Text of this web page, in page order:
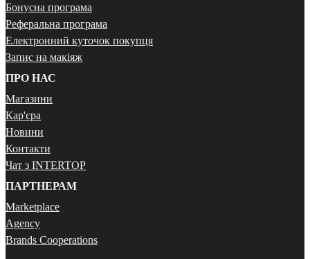
Бонусна програма
Реферальна програма
Електронний куточок покупця
Запис на макіяж
ПРО НАС
Магазини
Кар'єра
Новини
Контакти
Чат з INTERTOP
ПАРТНЕРАМ
Marketplace
Agency
Brands Cooperations